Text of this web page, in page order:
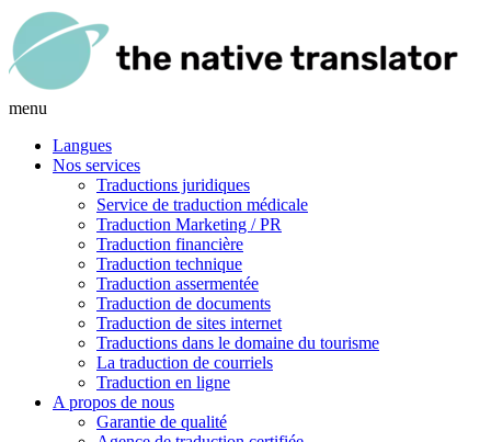
menu
Langues
Nos services
Traductions juridiques
Service de traduction médicale
Traduction Marketing / PR
Traduction financière
Traduction technique
Traduction assermentée
Traduction de documents
Traduction de sites internet
Traductions dans le domaine du tourisme
La traduction de courriels
Traduction en ligne
A propos de nous
Garantie de qualité